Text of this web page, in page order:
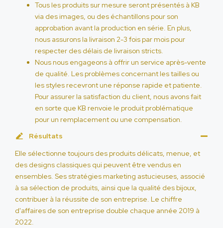
Tous les produits sur mesure seront présentés à KB
via des images, ou des échantillons pour son
approbation avant la production en série. En plus,
nous assurons la livraison 2-3 fois par mois pour
respecter des délais de livraison stricts.
Nous nous engageons à offrir un service après-vente
de qualité. Les problèmes concernant les tailles ou
les styles recevront une réponse rapide et patiente.
Pour assurer la satisfaction du client, nous avons fait
en sorte que KB renvoie le produit problématique
pour un remplacement ou une compensation.
Résultats
Elle sélectionne toujours des produits délicats, menue, et
des designs classiques qui peuvent être vendus en
ensembles. Ses stratégies marketing astucieuses, associé
à sa sélection de produits, ainsi que la qualité des bijoux,
contribuer à la réussite de son entreprise. Le chiffre
d'affaires de son entreprise double chaque année 2019 à
2022.